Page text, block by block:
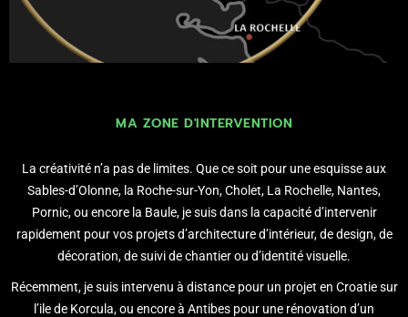
MA ZONE D'INTERVENTION
La créativité n’a pas de limites. Que ce soit pour une esquisse aux
Sables-d’Olonne, la Roche-sur-Yon, Cholet, La Rochelle, Nantes,
Pornic, ou encore la Baule, je suis dans la capacité d’intervenir
rapidement pour vos projets d’architecture d’intérieur, de design, de
décoration, de suivi de chantier ou d’identité visuelle.
Récemment, je suis intervenu à distance pour un projet en Croatie sur
l’ile de Korcula, ou encore à Antibes pour une rénovation d’un